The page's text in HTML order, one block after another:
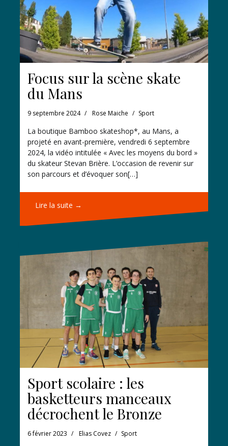
Focus sur la scène skate
du Mans
9 septembre 2024 Rose Maiche Sport
La boutique Bamboo skateshop*, au Mans, a
projeté en avant-première, vendredi 6 septembre
2024, la vidéo intitulée « Avec les moyens du bord »
du skateur Stevan Brière. L’occasion de revenir sur
son parcours et d’évoquer son[…]
Lire la suite →
Sport scolaire : les
basketteurs manceaux
décrochent le Bronze
6 février 2023 Elias Covez Sport